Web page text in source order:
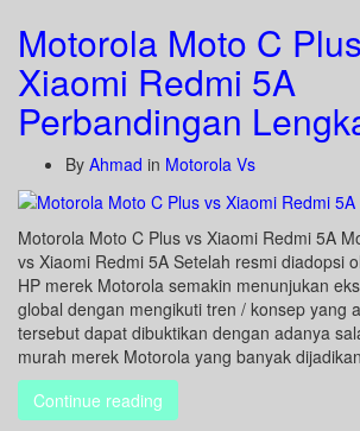
Motorola Moto C
Xiaomi Redmi 5A
Perbandingan
By Ahmad in Motorola Vs
Motorola Moto C Plus vs Xiaomi Redmi 5A
vs Xiaomi Redmi 5A Setelah resmi diadopsi
HP merek Motorola semakin menunjukan
global dengan mengikuti tren / konsep yang
tersebut dapat dibuktikan dengan adanya
murah merek Motorola yang banyak
Continue reading